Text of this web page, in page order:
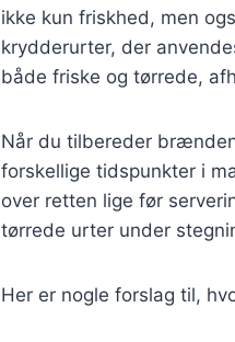
ikke kun friskhed, men
krydderurter, der
både friske og tørrede,
Når du tilbereder
forskellige tidspunkter i
over retten lige før
tørrede urter under
Her er nogle forslag til,